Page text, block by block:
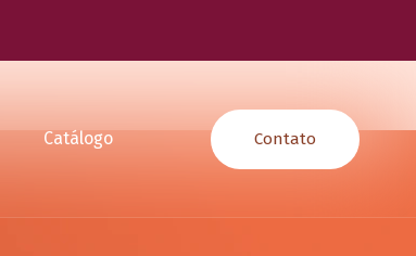
Catálogo Contato